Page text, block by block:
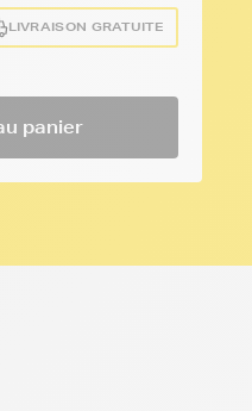
LIVRAISON GRATUITE
panier